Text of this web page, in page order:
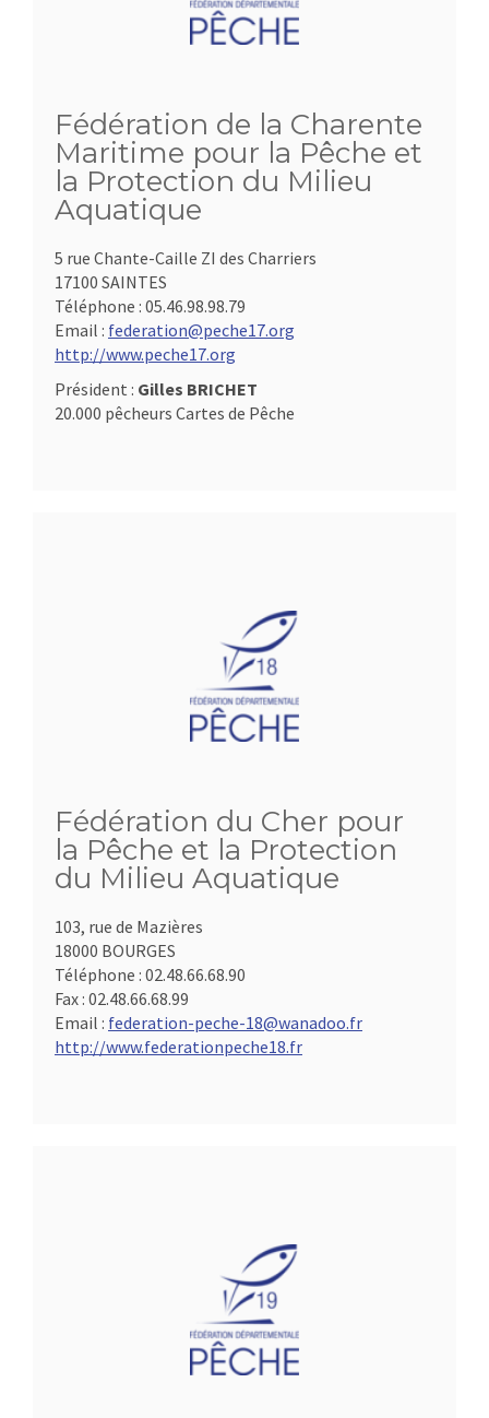
Fédération de la Charente
Maritime pour la Pêche et
la Protection du Milieu
Aquatique
5 rue Chante-Caille ZI des Charriers
17100 SAINTES
Téléphone : 05.46.98.98.79
Email : federation@peche17.org
http://www.peche17.org
Président : Gilles BRICHET
20.000 pêcheurs Cartes de Pêche
Fédération du Cher pour
la Pêche et la Protection
du Milieu Aquatique
103, rue de Mazières
18000 BOURGES
Téléphone : 02.48.66.68.90
Fax : 02.48.66.68.99
Email : federation-peche-18@wanadoo.fr
http://www.federationpeche18.fr